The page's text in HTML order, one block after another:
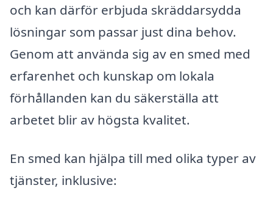
och kan därför erbjuda skräddarsydda
lösningar som passar just dina behov.
Genom att använda sig av en smed med
erfarenhet och kunskap om lokala
förhållanden kan du säkerställa att
arbetet blir av högsta kvalitet.
En smed kan hjälpa till med olika typer av
tjänster, inklusive: